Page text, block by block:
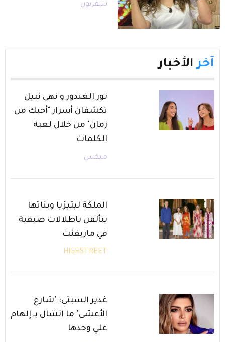
تليفزيون
آخر الأخبار
نور الغندور و نهى نبيل
تكشفان أسرار "أحبك من
زمان" من خلال لعبة
الكلمات
ميكس
الملكة ليتيزيا وبناتها
يتألقن باطلالات صيفية
في ماريفنت
HIGHSTREET
غدير السبتي: "شارع
الأعشى" ما انشال بـ إلهام
علي وحدها